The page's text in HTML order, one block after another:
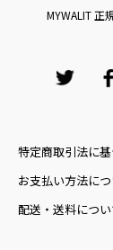
MYWALIT 正
特定商取引法に
お⽀払い⽅法に
配送・送料につ